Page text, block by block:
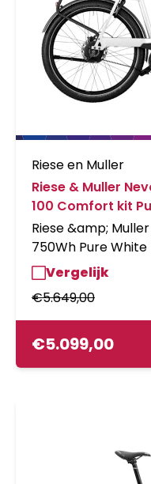
Riese en Muller
Riese & Muller
100 Comfort kit
Riese &amp;
750Wh Pure
CX, PowerTube,
Vergelijk
€5.649,00
€5.099,00